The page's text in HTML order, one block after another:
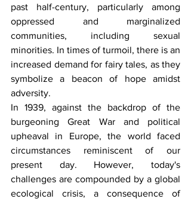
past half-century, particularly among
oppressed and marginalized
communities, including sexual
minorities. In times of turmoil, there is an
increased demand for fairy tales, as they
symbolize a beacon of hope amidst
adversity.
In 1939, against the backdrop of the
burgeoning Great War and political
upheaval in Europe, the world faced
circumstances reminiscent of our
present day. However, today's
challenges are compounded by a global
ecological crisis, a consequence of